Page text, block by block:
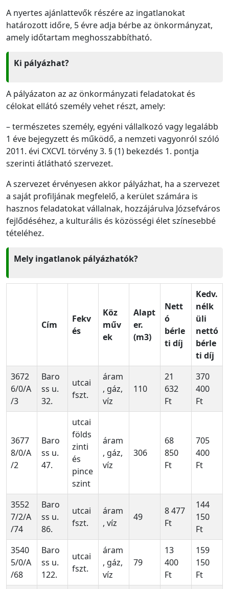
A nyertes ajánlattevők részére az ingatlanokat
határozott időre, 5 évre adja bérbe az önkormányzat,
amely időtartam meghosszabbítható.
Ki pályázhat?
A pályázaton az az önkormányzati feladatokat és
célokat ellátó személy vehet részt, amely:
– természetes személy, egyéni vállalkozó vagy legalább
1 éve bejegyzett és működő, a nemzeti vagyonról szóló
2011. évi CXCVI. törvény 3. § (1) bekezdés 1. pontja
szerinti átlátható szervezet.
A szervezet érvényesen akkor pályázhat, ha a szervezet
a saját profiljának megfelelő, a kerület számára is
hasznos feladatokat vállalnak, hozzájárulva Józsefváros
fejlődéséhez, a kulturális és közösségi élet színesebbé
tételéhez.
Mely ingatlanok pályázhatók?
Cím
Fekv
és
Köz
műv
ek
Alapt
er.
(m3)
Nett
ó
bérle
ti díj
Kedv.
nélk
üli
nettó
bérle
ti díj
3672
6/0/A
/3
Baro
ss u.
32.
utcai
fszt.
áram
, gáz,
víz
110
21
632
Ft
370
400
Ft
3677
8/0/A
/2
Baro
ss u.
47.
utcai
földs
zinti
és
pince
szint
áram
, gáz,
víz
306
68
850
Ft
705
400
Ft
3552
7/2/A
/74
Baro
ss u.
86.
utcai
fszt.
áram
, víz
49
8 477
Ft
144
150
Ft
3540
5/0/A
/68
Baro
ss u.
122.
utcai
fszt.
áram
, gáz,
víz
79
13
400
Ft
159
150
Ft